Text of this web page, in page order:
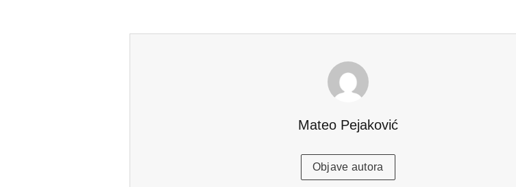
Mateo Pejaković
Objave autora